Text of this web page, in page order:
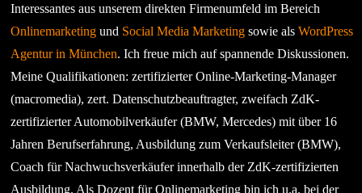
Interessantes aus unserem direkten Firmenumfeld im Bereich
Onlinemarketing und Social Media Marketing sowie alsWordPress
Agentur in München. Ich freue mich auf spannende Diskussionen.
Meine Qualifikationen: zertifizierter Online-Marketing-Manager
(macromedia), zert. Datenschutzbeauftragter, zweifach ZdK-
zertifizierter Automobilverkäufer (BMW, Mercedes) mit über 16
Jahren Berufserfahrung, Ausbildung zum Verkaufsleiter (BMW),
Coach für Nachwuchsverkäufer innerhalb der ZdK-zertifizierten
Ausbildung. Als Dozent für Onlinemarketing bin ich u.a. bei der